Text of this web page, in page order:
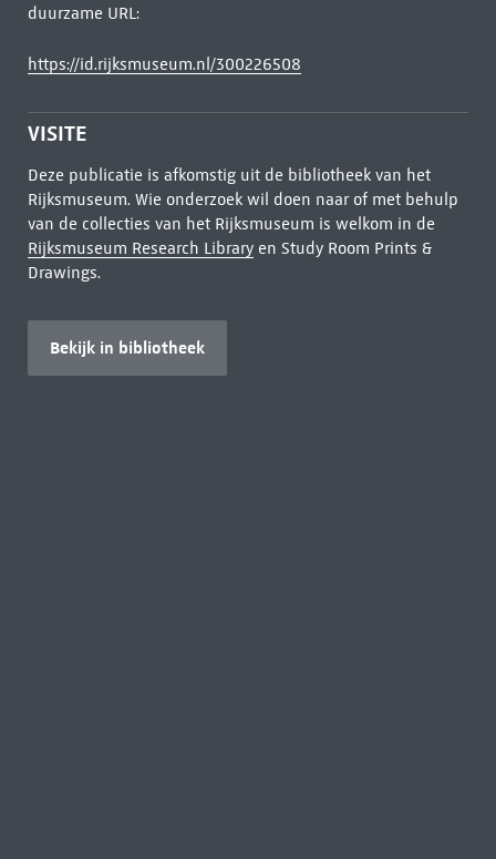
duurzame URL:
https://id.rijksmuseum.nl/300226508
VISITE
Deze publicatie is afkomstig uit de bibliotheek van het
Rijksmuseum. Wie onderzoek wil doen naar of met behulp
van de collecties van het Rijksmuseum is welkom in de
Rijksmuseum Research Libraryen Study Room Prints &
Drawings.
Bekijk in bibliotheek